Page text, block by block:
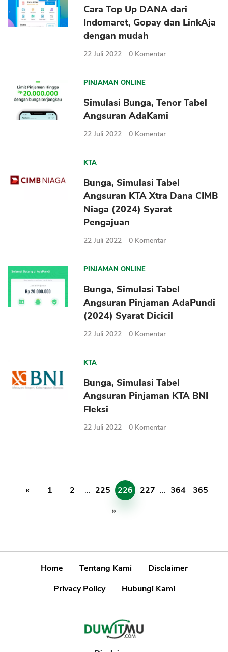
Cara Top Up DANA dari
Indomaret, Gopay dan LinkAja
dengan mudah
22 Juli 2022 0 Komentar
PINJAMAN ONLINE
Simulasi Bunga, Tenor Tabel
Angsuran AdaKami
22 Juli 2022 0 Komentar
KTA
Bunga, Simulasi Tabel
Angsuran KTA Xtra Dana CIMB
Niaga (2024) Syarat
Pengajuan
22 Juli 2022 0 Komentar
PINJAMAN ONLINE
Bunga, Simulasi Tabel
Angsuran Pinjaman AdaPundi
(2024) Syarat Dicicil
22 Juli 2022 0 Komentar
KTA
Bunga, Simulasi Tabel
Angsuran Pinjaman KTA BNI
Fleksi
22 Juli 2022 0 Komentar
« 1 2 ... 225 226 227 ... 364
365
»
Home Tentang Kami
Disclaimer
Privacy Policy
Hubungi Kami